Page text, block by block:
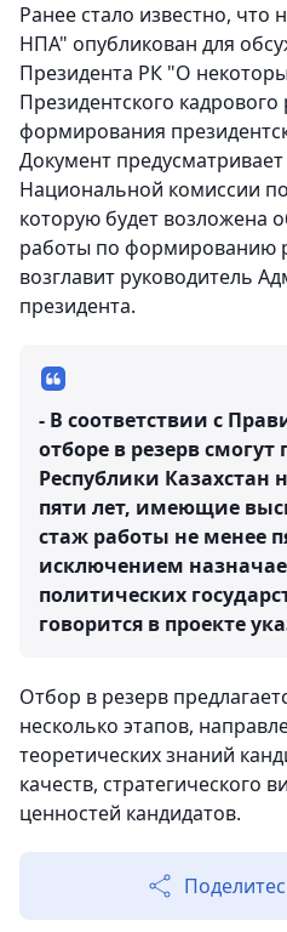
Ранее стало известно,
НПА" опубликован для
Президента РК "О
Президентского
формирования
Документ предусматривает
Национальной комиссии
которую будет возложена
работы по формированию
возглавит руководитель
президента.
- В соответствии с
отборе в резерв
Республики Казахстан
пяти лет, имеющие
стаж работы не менее
исключением
политических
говорится в проекте
Отбор в резерв
несколько этапов,
теоретических знаний
качеств, стратегического
ценностей кандидатов.